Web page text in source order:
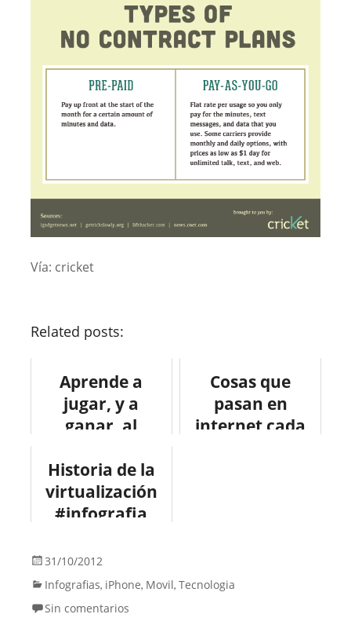
Vía: cricket
Related posts:
Aprende a
jugar, y a
ganar, al
#tutorial
#vegas
Cosas que
pasan en
internet cada
Historia de la
virtualización
#infografia
#internet
31/10/2012
Infografias, iPhone, Movil, Tecnologia
Sin comentarios